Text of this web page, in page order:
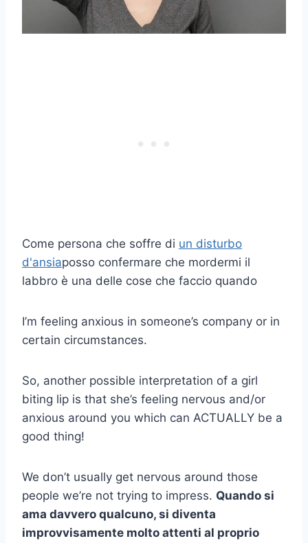
Come persona che soffre di un disturbo
d'ansiaposso confermare che mordermi il
labbro è una delle cose che faccio quando
I’m feeling anxious in someone’s company or in
certain circumstances.
So, another possible interpretation of a girl
biting lip is that she’s feeling nervous and/or
anxious around you which can ACTUALLY be a
good thing!
We don’t usually get nervous around those
people we’re not trying to impress. Quando si
ama davvero qualcuno, si diventa
improvvisamente molto attenti al proprio